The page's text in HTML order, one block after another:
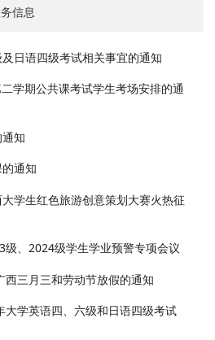
信息
日语四级考试相关事宜的通知
学期公共课考试学生考场安排的通
知
通知
学生红色旅游创意策划大赛火热征
级、2024级学生学业预警专项会议
西三月三和劳动节放假的通知
大学英语四、六级和日语四级考试